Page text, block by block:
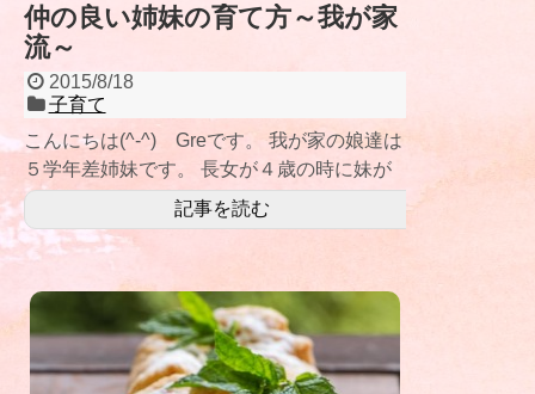
仲の良い姉妹の育て方～我が家
流～
2015/8/18
子育て
こんにちは(^-^) Greです。 我が家の娘達は
５学年差姉妹です。 長女が４歳の時に妹が
生まれました。
記事を読む